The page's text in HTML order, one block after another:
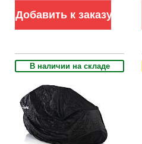
Добавить к заказу
В наличии на складе